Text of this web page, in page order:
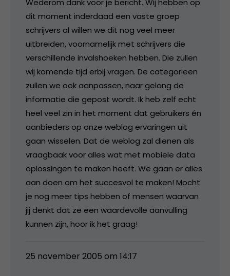
dit moment inderdaad een vaste groep
schrijvers al willen we dit nog veel meer
uitbreiden, voornamelijk met schrijvers die
verschillende invalshoeken hebben. Die zullen
wij komende tijd erbij vragen. De categorieen
zullen we ook aanpassen, naar gelang de
informatie die gepost wordt. Ik heb zelf echt
heel veel zin in het moment dat gebruikers én
aanbieders op onze weblog ervaringen uit
gaan wisselen. Dat de weblog zal dienen als
vraagbaak voor alles wat met mobiele data
oplossingen te maken heeft. We gaan er alles
aan doen om het succesvol te maken! Mocht
je nog meer tips hebben of mensen waarvan
jij denkt dat ze een waardevolle aanvulling
kunnen zijn, hoor ik het graag!
25 november 2005 om 14:17